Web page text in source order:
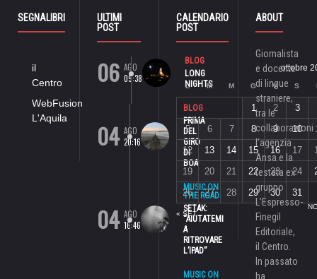
SEGNALIBRI
il
Centro
WebFusion
L'Aquila
ULTIMI
POST
06 AGO
09:38
BLOG
LONG
NIGHTS
04 AGO
20:16
BLOG
PRIMA
DEL
GIRO
DI
BOA
04 AGO
16:46
MUSIC ON
THE ROAD
SETAK:
“AIUTATEMI
A
RITROVARE
L’IPAD”
MUSIC ON
CALENDARIO
POST
ottobre
L M M G V S
« SET
1 2 3
5
6 7 8 9 10
12
13 14 15 16 17
19
20 21 22 23 24
26
27 28 29 30 31
ABOUT
Giornalista
e docente
di lingue
straniere,
tra le
collaborazioni
l’agenzia
Ansa e la
testata ex
gruppo
L’Espresso-
Finegil
Editoriale,
il Centro.
In passato
ha